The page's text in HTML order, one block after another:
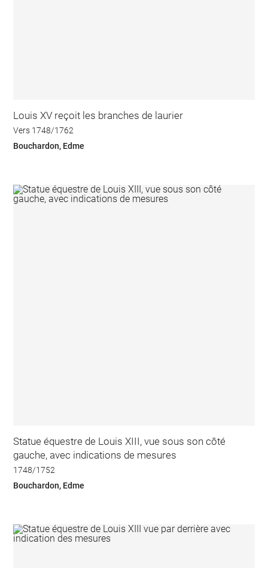
Louis XV reçoit les branches de laurier
Vers 1748/1762
Bouchardon, Edme
Statue équestre de Louis XIII, vue sous son côté
gauche, avec indications de mesures
1748/1752
Bouchardon, Edme